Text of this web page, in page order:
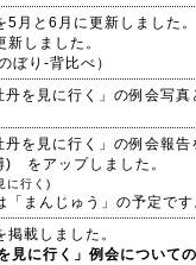
5月と6月に更新しました。
しました。
ぼり-背比べ）
丹を見に行く」の例会写
丹を見に行く」の例会報
) をアップしました。
に行く)
まんじゅう」の予定です
掲載しました。
に行く」例会について